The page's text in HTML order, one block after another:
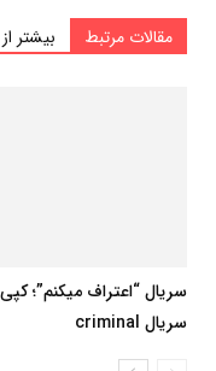
مقالات مرتبط بیشتر
سریال “اعتراف میکنم”؛
سریال criminal